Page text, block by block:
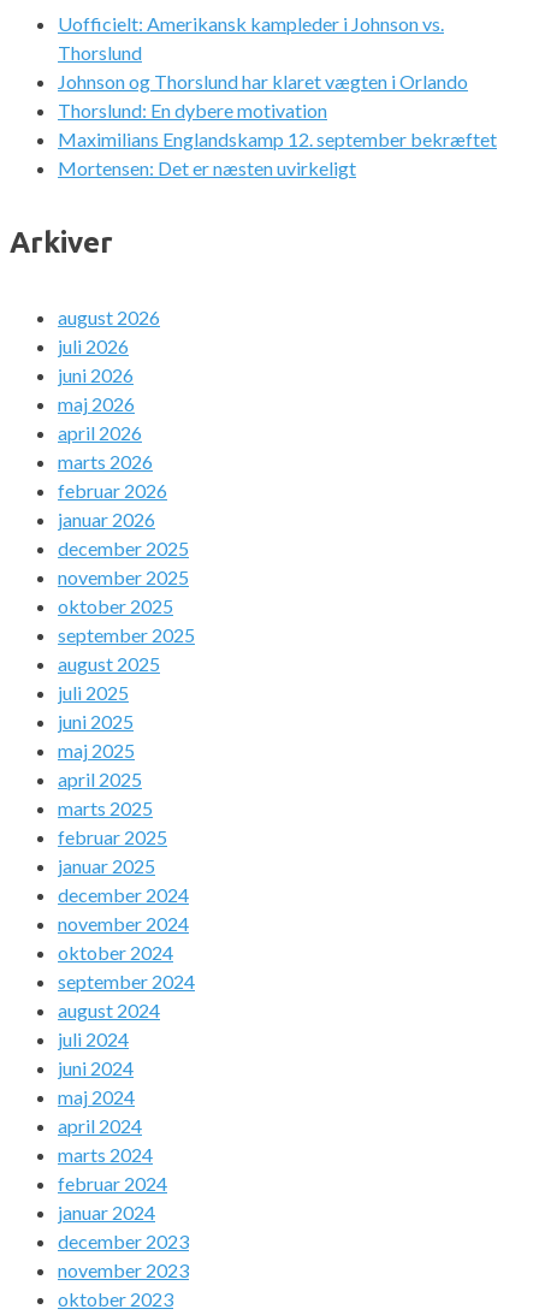
Uofficielt: Amerikansk kampleder i Johnson vs.
Thorslund
Johnson og Thorslund har klaret vægten i Orlando
Thorslund: En dybere motivation
Maximilians Englandskamp 12. september bekræftet
Mortensen: Det er næsten uvirkeligt
Arkiver
august 2026
juli 2026
juni 2026
maj 2026
april 2026
marts 2026
februar 2026
januar 2026
december 2025
november 2025
oktober 2025
september 2025
august 2025
juli 2025
juni 2025
maj 2025
april 2025
marts 2025
februar 2025
januar 2025
december 2024
november 2024
oktober 2024
september 2024
august 2024
juli 2024
juni 2024
maj 2024
april 2024
marts 2024
februar 2024
januar 2024
december 2023
november 2023
oktober 2023